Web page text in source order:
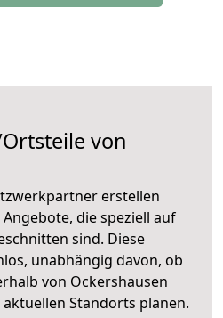
von
erstellen
die speziell auf
sind. Diese
unabhängig davon, ob
von Ockershausen
Standorts planen.